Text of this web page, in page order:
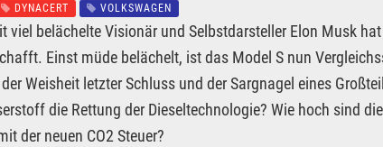
DYNACERT VOLKSWAGEN
viel belächelte Visionär und Selbstdarsteller Elon Musk
Einst müde belächelt, ist das Model S nun
Weisheit letzter Schluss und der Sargnagel eines
die Rettung der Dieseltechnologie? Wie hoch sind
der neuen CO2 Steuer?